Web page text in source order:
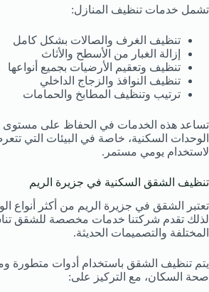
تشمل خدمات تنظيف المنازل:
تنظيف الغرف والصالات بشكل كامل
إزالة الغبار من الأسطح والأثاث
تنظيف وتعقيم الأرضيات بجميع أنواعها
تنظيف النوافذ والزجاج الداخلي
ترتيب وتنظيف المطابخ والحمامات
تساعد هذه الخدمات في الحفاظ على مستوى
الوحدات السكنية، خاصة في البيئات التي
لاستخدام يومي مستمر.
تنظيف الشقق السكنية في جزيرة الريم
تعتبر الشقق في جزيرة الريم من أكثر أنواع
لذلك تقدم شركتنا خدمات مخصصة للشقق
المختلفة والتصميمات الحديثة.
يتم تنظيف الشقق باستخدام أدوات متطورة
صحة السكان، مع التركيز على: